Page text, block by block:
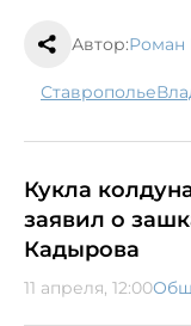
Автор:Роман
Ставрополье
Кукла
заявил о
Кадырова
11 апреля, 12:00